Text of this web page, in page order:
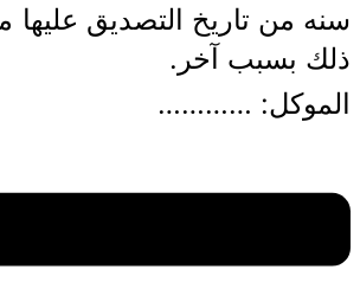
سنه من تاريخ التصديق عليها
ذلك بسبب آخر.
الموكل: …………